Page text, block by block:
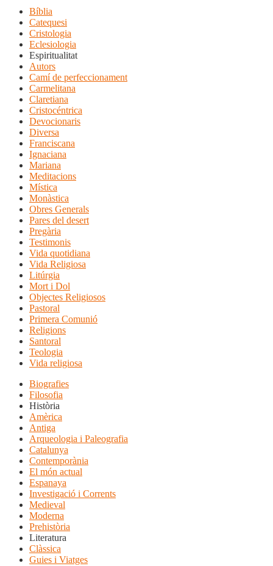
Bíblia
Catequesi
Cristologia
Eclesiologia
Espiritualitat
Autors
Camí de perfeccionament
Carmelitana
Claretiana
Cristocéntrica
Devocionaris
Diversa
Franciscana
Ignaciana
Mariana
Meditacions
Mística
Monàstica
Obres Generals
Pares del desert
Pregària
Testimonis
Vida quotidiana
Vida Religiosa
Litúrgia
Mort i Dol
Objectes Religiosos
Pastoral
Primera Comunió
Religions
Santoral
Teologia
Vida religiosa
Biografies
Filosofia
Història
Amèrica
Antiga
Arqueologia i Paleografia
Catalunya
Contemporània
El món actual
Espanaya
Investigació i Corrents
Medieval
Moderna
Prehistòria
Literatura
Clàssica
Guies i Viatges